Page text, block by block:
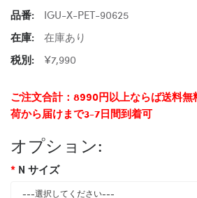
品番:
IGU-X-PET-90625
在庫:
在庫あり
税別:
¥7,990
ご注文合計：8990円以上ならば送料無
荷から届けまで3-7日間到着可
オプション:
N サイズ